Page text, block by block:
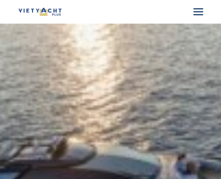
VIETYACHT PLUS
DU THUYỀN PHÁP
DU THUYỀN Ý
DU THUYỀN UAE
DU THUYỀN ĐIỆN
MUA BÁN DU THUYỀN
CHO THUÊ DU THUYỀN
LẤY BẰNG LÁI THUYỀN